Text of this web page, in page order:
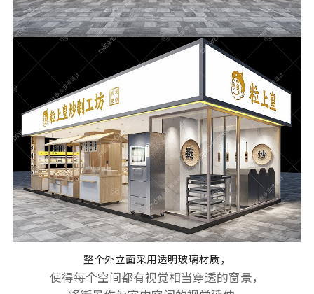
整个外立面采用透明玻璃材质，
使得每个空间都有视觉相当穿透的窗景，